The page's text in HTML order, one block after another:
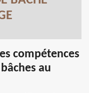
compétences
au